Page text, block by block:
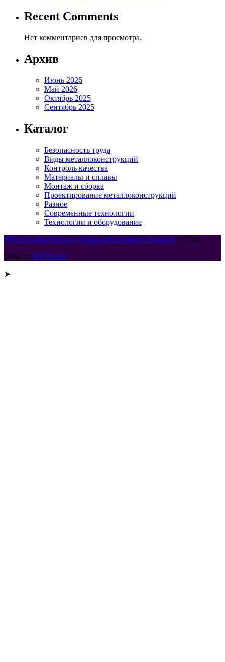
Recent Comments
Нет комментариев для просмотра.
Архив
Июнь 2026
Май 2026
Октябрь 2025
Сентябрь 2025
Каталог
Безопасность труда
Виды металлоконструкций
Контроль качества
Материалы и сплавы
Монтаж и сборка
Проектирование металлоконструкций
Разное
Современные технологии
Технологии и оборудование
Металлообработка и сборка металлоконструкций © 2026
Тема от WP Puzzle
➤